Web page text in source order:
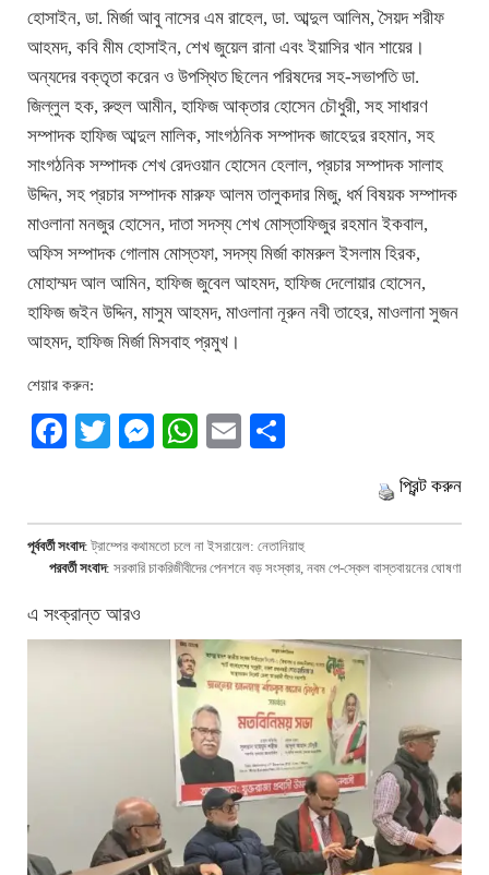
হোসাইন, ডা. মির্জা আবু নাসের এম রাহেল, ডা. আব্দুল আলিম, সৈয়দ শরীফ
আহমদ, কবি মীম হোসাইন, শেখ জুয়েল রানা এবং ইয়াসির খান শায়ের।
অন্যদের বক্তৃতা করেন ও উপস্থিত ছিলেন পরিষদের সহ-সভাপতি ডা.
জিল্লুল হক, রুহুল আমীন, হাফিজ আক্তার হোসেন চৌধুরী, সহ সাধারণ
সম্পাদক হাফিজ আব্দুল মালিক, সাংগঠনিক সম্পাদক জাহেদুর রহমান, সহ
সাংগঠনিক সম্পাদক শেখ রেদওয়ান হোসেন হেলাল, প্রচার সম্পাদক সালাহ
উদ্দিন, সহ প্রচার সম্পাদক মারুফ আলম তালুকদার মিজু, ধর্ম বিষয়ক সম্পাদক
মাওলানা মনজুর হোসেন, দাতা সদস্য শেখ মোস্তাফিজুর রহমান ইকবাল,
অফিস সম্পাদক গোলাম মোস্তফা, সদস্য মির্জা কামরুল ইসলাম হিরক,
মোহাম্মদ আল আমিন, হাফিজ জুবেল আহমদ, হাফিজ দেলোয়ার হোসেন,
হাফিজ জইন উদ্দিন, মাসুম আহমদ, মাওলানা নূরুন নবী তাহের, মাওলানা সুজন
আহমদ, হাফিজ মির্জা মিসবাহ প্রমুখ।
শেয়ার করুন:
Facebook
TwitterMessenger
WhatsApp
Email
প্রিন্ট করুন
পূর্ববর্তী সংবাদ:ট্রাম্পের কথামতো চলে না ইসরায়েল: নেতানিয়াহু
পরবর্তী সংবাদ: সরকারি চাকরিজীবীদের পেনশনে বড় সংস্কার, নবম পে-স্কেল বাস্তবায়নের ঘোষণা
এ সংক্রান্ত আরও